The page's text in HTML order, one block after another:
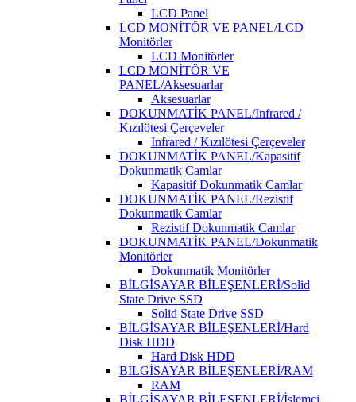
LCD Panel
LCD MONİTÖR VE PANEL/LCD
Monitörler
LCD Monitörler
LCD MONİTÖR VE
PANEL/Aksesuarlar
Aksesuarlar
DOKUNMATİK PANEL/Infrared /
Kızılötesi Çerçeveler
Infrared / Kızılötesi Çerçeveler
DOKUNMATİK PANEL/Kapasitif
Dokunmatik Camlar
Kapasitif Dokunmatik Camlar
DOKUNMATİK PANEL/Rezistif
Dokunmatik Camlar
Rezistif Dokunmatik Camlar
DOKUNMATİK PANEL/Dokunmatik
Monitörler
Dokunmatik Monitörler
BİLGİSAYAR BİLEŞENLERİ/Solid
State Drive SSD
Solid State Drive SSD
BİLGİSAYAR BİLEŞENLERİ/Hard
Disk HDD
Hard Disk HDD
BİLGİSAYAR BİLEŞENLERİ/RAM
RAM
BİLGİSAYAR BİLEŞENLERİ/İşlemci